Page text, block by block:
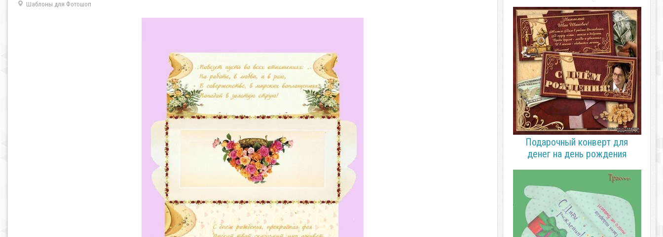
Шаблоны для Фотошоп
Подарочный конверт для
денег на день рождения